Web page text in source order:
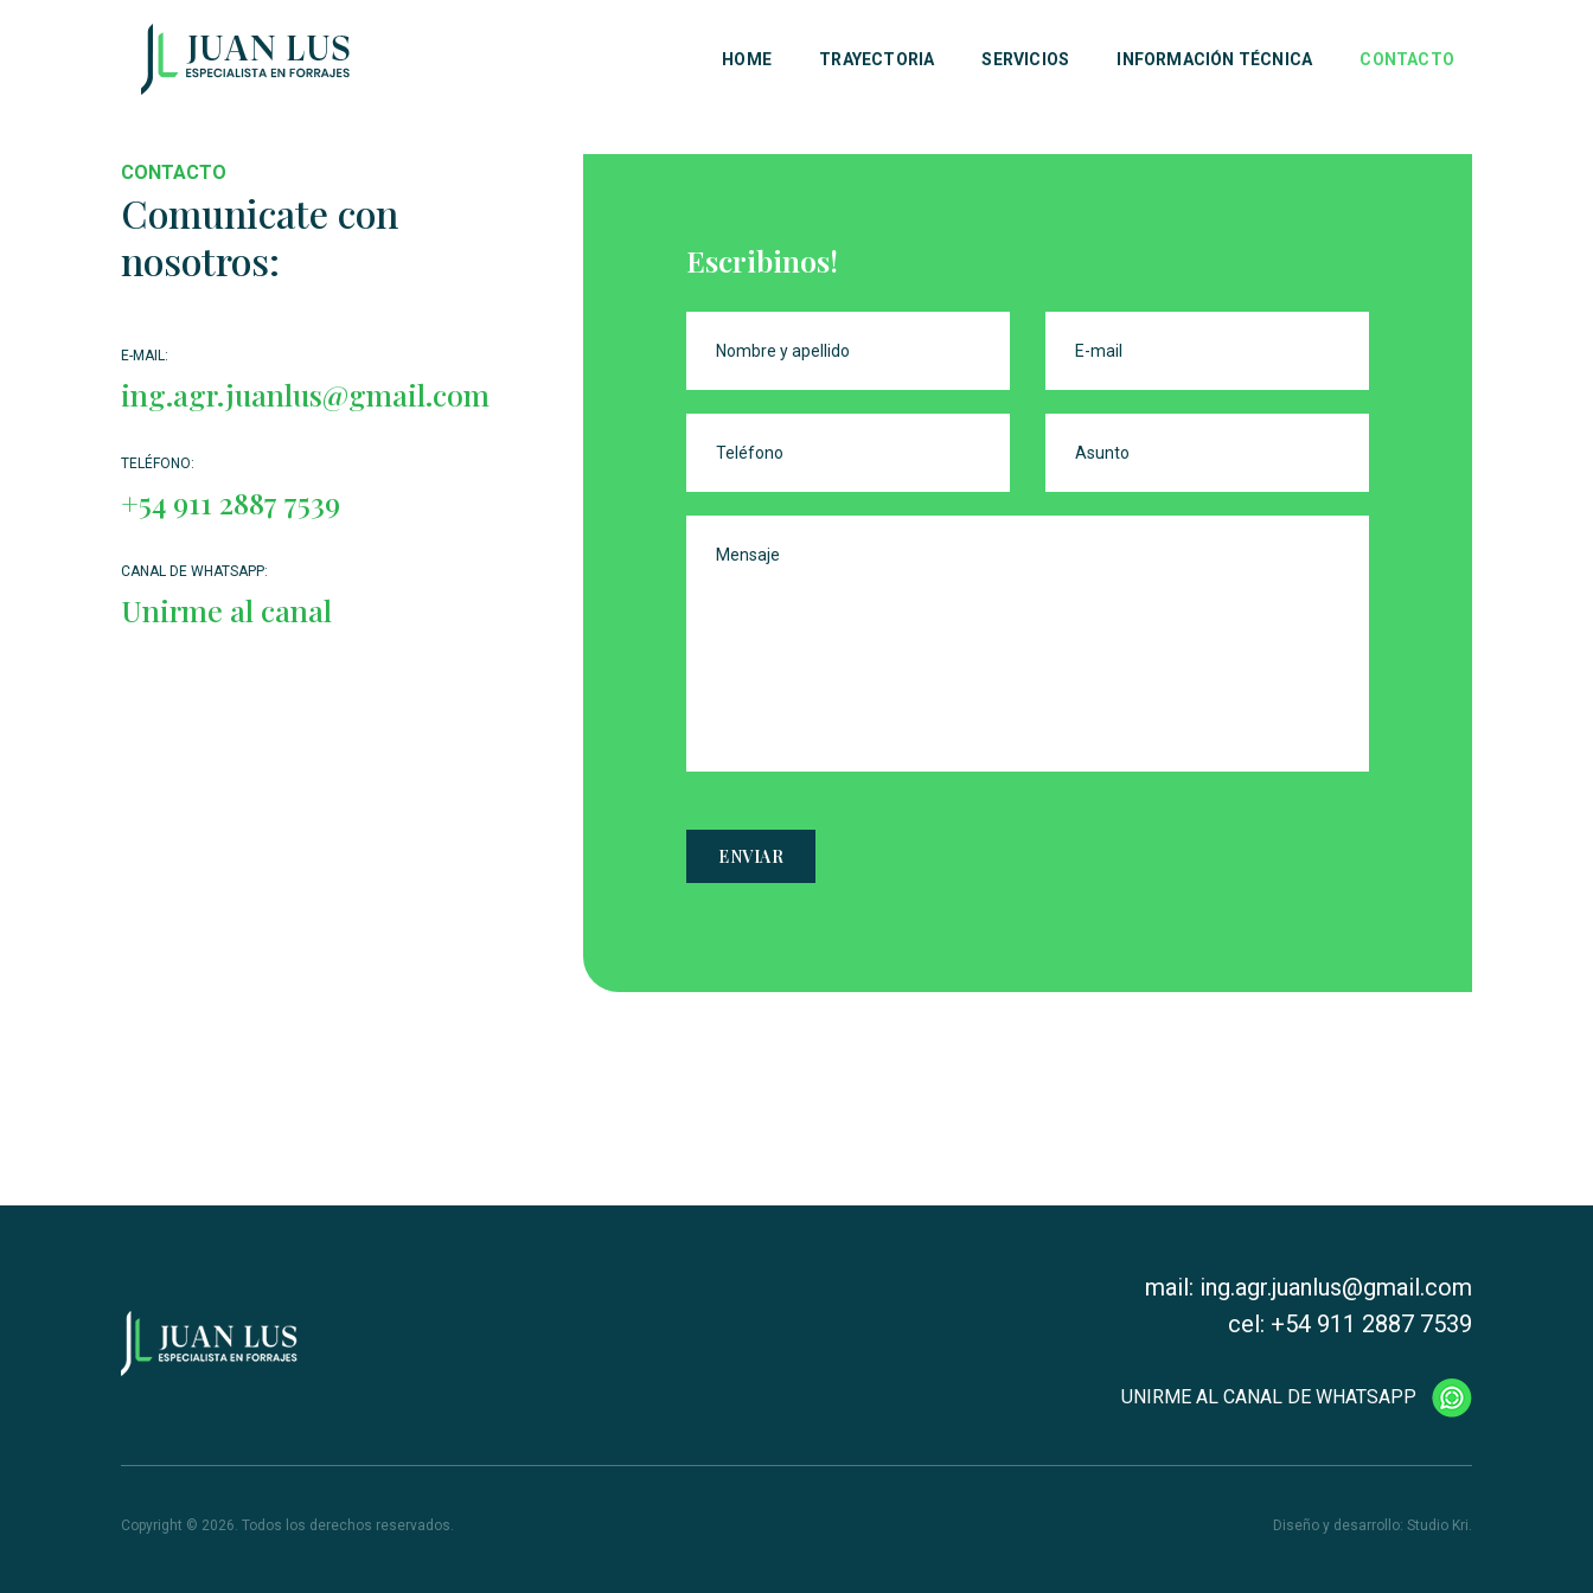
HOME TRAYECTORIA SERVICIOS INFORMACIÓN TÉCNICA CONTACTO
CONTACTO
Comunicate con
nosotros:
E-MAIL:
ing.agr.juanlus@gmail.com
TELÉFONO:
+54 911 2887 7539
CANAL DE WHATSAPP:
Unirme al canal
Escribinos!
mail: ing.agr.juanlus@gmail.com
cel: +54 911 2887 7539
UNIRME AL CANAL DE WHATSAPP
Copyright © 2026. Todos los derechos reservados. Diseño y desarrollo: Studio Kri.